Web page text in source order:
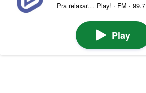
Pra relaxar… Play! · FM · 99.7
Play